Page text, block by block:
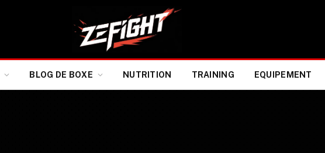
BLOG DE BOXE NUTRITION TRAINING EQUIPEMENT